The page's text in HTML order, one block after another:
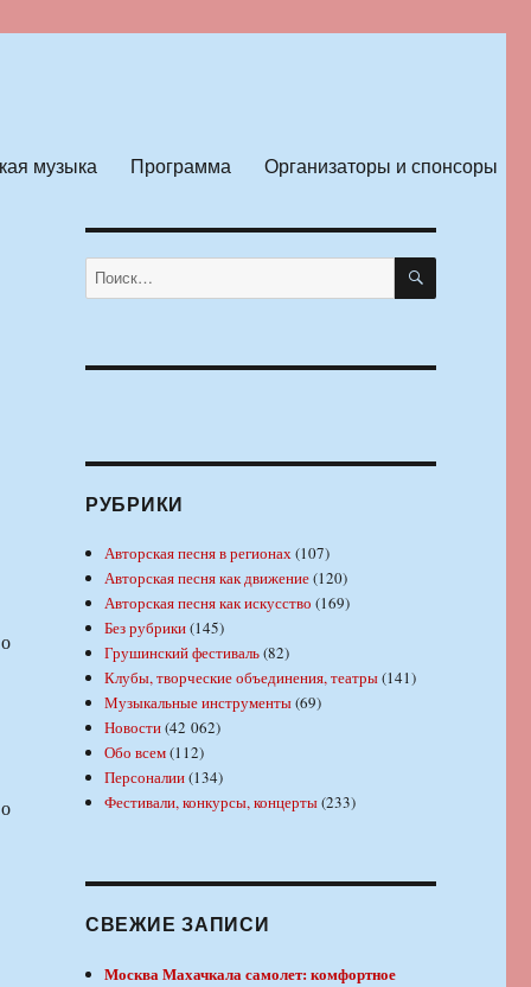
музыка Программа Организаторы и спонсоры
Искать: ПОИСК
РУБРИКИ
Авторская песня в регионах(107)
Авторская песня как движение(120)
Авторская песня как искусство (169)
Без рубрики(145)
Грушинский фестиваль(82)
Клубы, творческие объединения, театры(141)
Музыкальные инструменты(69)
Новости(42 062)
Обо всем(112)
Персоналии(134)
Фестивали, конкурсы, концерты(233)
СВЕЖИЕ ЗАПИСИ
Москва Махачкала самолет: комфортное